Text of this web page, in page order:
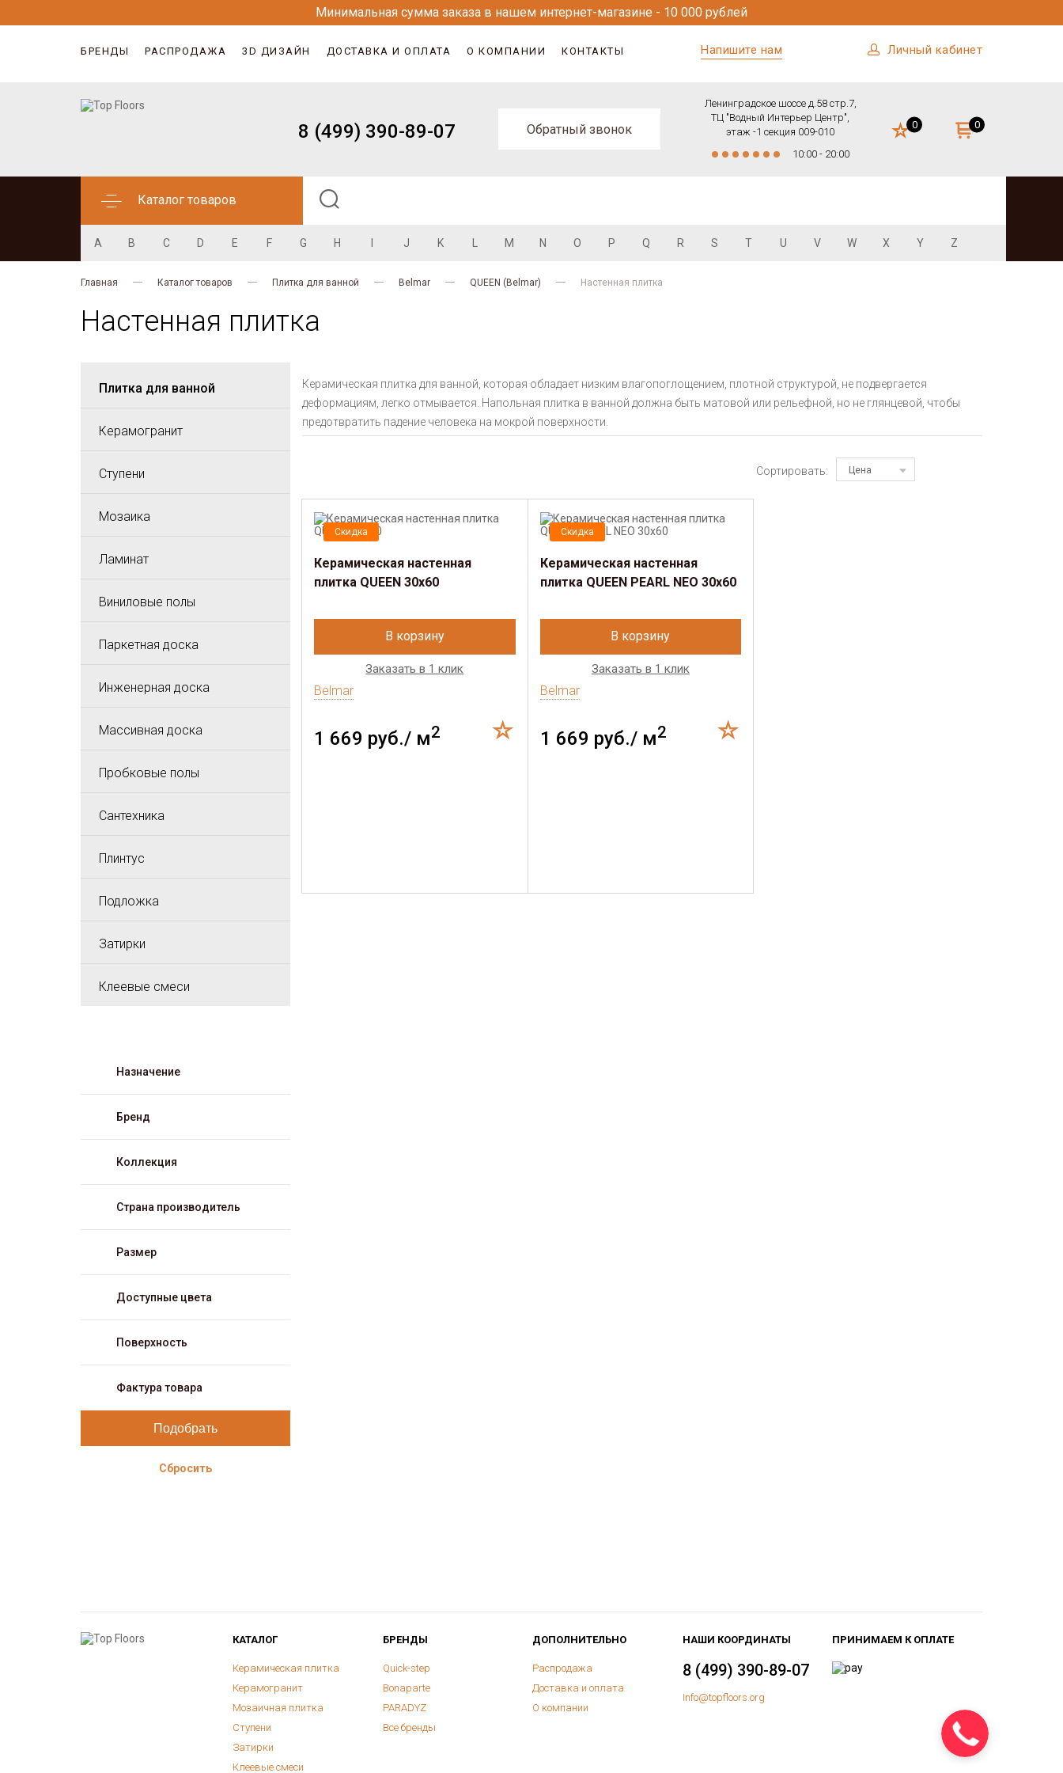
Минимальная сумма заказа в нашем интернет-магазине - 10 000 рублей
БРЕНДЫ РАСПРОДАЖА 3D ДИЗАЙН ДОСТАВКА И ОПЛАТА О КОМПАНИИ КОНТАКТЫ Напишите нам Личный кабинет
8 (499) 390-89-07 Обратный звонок
Ленинградское шоссе д.58 стр.7,
ТЦ "Водный Интерьер Центр",
этаж -1 секция 009-010
10:00 - 20:00
0 0
Каталог товаров
A B C D E F G H J K M N O P Q R S T U V W X Y Z
Главная Каталог товаров Плитка для ванной Belmar QUEEN (Belmar) Настенная плитка
Настенная плитка
Плитка для ванной
Керамогранит
Ступени
Мозаика
Ламинат
Виниловые полы
Паркетная доска
Инженерная доска
Массивная доска
Пробковые полы
Сантехника
Плинтус
Подложка
Затирки
Клеевые смеси
Назначение
Бренд
Коллекция
Страна производитель
Размер
Доступные цвета
Поверхность
Фактура товара
Сбросить
Керамическая плитка для ванной, которая обладает низким влагопоглощением, плотной структурой, не подвергается
деформациям, легко отмывается. Напольная плитка в ванной должна быть матовой или рельефной, но не глянцевой, чтобы
предотвратить падение человека на мокрой поверхности.
Сортировать: Цена
Скидка
Керамическая настенная
плитка QUEEN 30х60
В корзину
Заказать в 1 клик
Belmar
1 669 руб./ м2
Скидка
Керамическая настенная
плитка QUEEN PEARL NEO 30х60
В корзину
Заказать в 1 клик
Belmar
1 669 руб./ м2
КАТАЛОГ
Керамическая плитка
Керамогранит
Мозаичная плитка
Ступени
Затирки
Клеевые смеси
БРЕНДЫ
Quick-step
Bonaparte
PARADYZ
Все бренды
ДОПОЛНИТЕЛЬНО
Распродажа
Доставка и оплата
О компании
НАШИ КООРДИНАТЫ
8 (499) 390-89-07
Info@topfloors.org
ПРИНИМАЕМ К ОПЛАТЕ